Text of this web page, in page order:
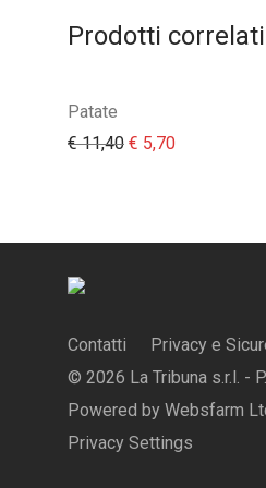
Prodotti correlati
Patate
€11,40 Il prezzo originale
€ 5,70Il prezzo
Contatti Privacy e
© 2026 La Tribuna s.r.l. -
Powered by Websfarm
Privacy Settings